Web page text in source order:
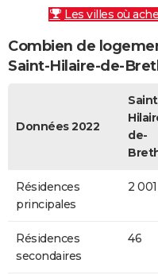
Les villes où
Combien de
Saint-Hilaire-de-
Données 2022
de-
Résidences
principales
2 001
Résidences
secondaires
46